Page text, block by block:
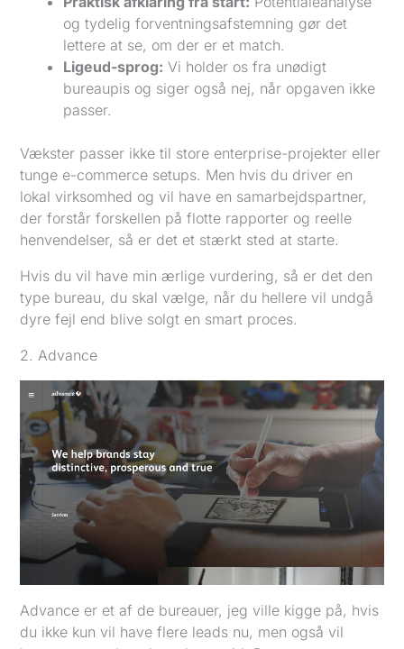
og tydelig forventningsafstemning gør det
lettere at se, om der er et match.
Ligeud-sprog: Vi holder os fra unødigt
bureaupis og siger også nej, når opgaven ikke
passer.
Vækster passer ikke til store enterprise-projekter eller
tunge e-commerce setups. Men hvis du driver en
lokal virksomhed og vil have en samarbejdspartner,
der forstår forskellen på flotte rapporter og reelle
henvendelser, så er det et stærkt sted at starte.
Hvis du vil have min ærlige vurdering, så er det den
type bureau, du skal vælge, når du hellere vil undgå
dyre fejl end blive solgt en smart proces.
2. Advance
Advance er et af de bureauer, jeg ville kigge på, hvis
du ikke kun vil have flere leads nu, men også vil